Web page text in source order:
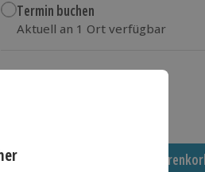
Termin buchen
Aktuell an 1 Ort verfügbar
In den